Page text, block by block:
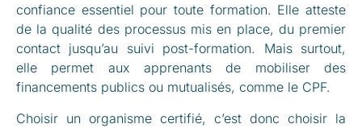
confiance essentiel pour toute formation. Elle atteste
de la qualité des processus mis en place, du premier
contact jusqu’au suivi post-formation. Mais surtout,
elle permet aux apprenants de mobiliser des
financements publics ou mutualisés, comme le CPF.
Choisir un organisme certifié, c’est donc choisir la